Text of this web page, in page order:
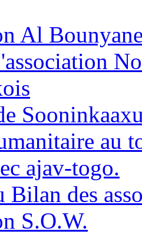
Al
au
ajav-togo.
Bilan des
S.O.W.